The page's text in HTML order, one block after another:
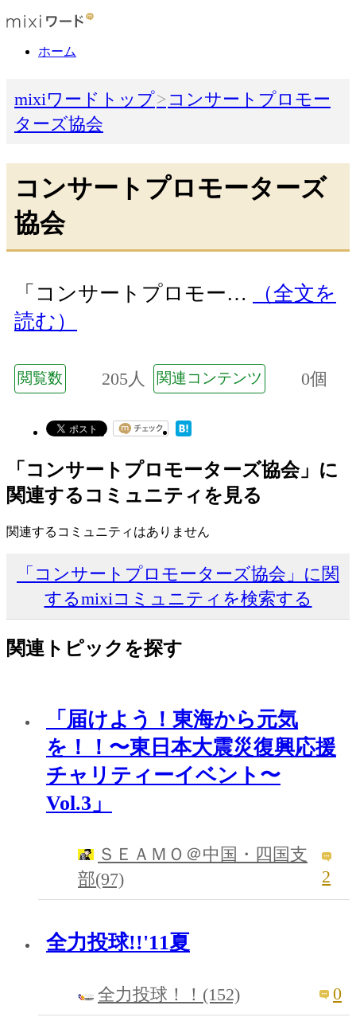
ホーム
mixiワードトップ
コンサートプロモー
ターズ協会
コンサートプロモーターズ
協会
「コンサートプロモー…
（全文を
読む）
閲覧数 205人 関連コンテンツ 0個
「コンサートプロモーターズ協会」に
関連するコミュニティを見る
関連するコミュニティはありません
「コンサートプロモーターズ協会」に関
するmixiコミュニティを検索する
関連トピックを探す
「届けよう！東海から元気
を！！〜東日本大震災復興応援
チャリティーイベント〜
Vol.3」
ＳＥＡＭＯ＠中国・四国支
部(97)
2
全力投球!!'11夏
全力投球！！(152) 0